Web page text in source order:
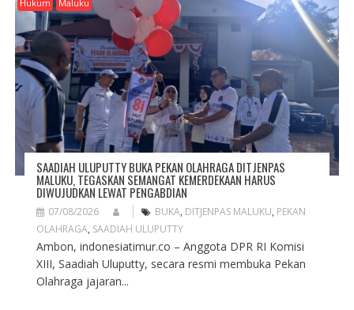
Hukum Maluku
SAADIAH ULUPUTTY BUKA PEKAN OLAHRAGA DITJENPAS
MALUKU, TEGASKAN SEMANGAT KEMERDEKAAN HARUS
DIWUJUDKAN LEWAT PENGABDIAN
07/08/2026 BUKA, DITJENPAS MALUKU, PEKAN
OLAHRAGA, SAADIAH ULUPUTTY
Ambon, indonesiatimur.co – Anggota DPR RI Komisi
XIII, Saadiah Uluputty, secara resmi membuka Pekan
Olahraga jajaran...